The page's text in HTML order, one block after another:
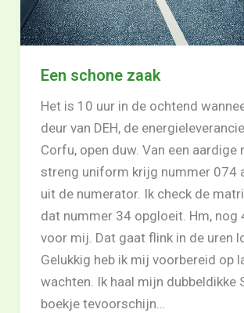
Een schone zaak
Het is 10 uur in de ochtend
deur van DEH, de
Corfu, open duw. Van een aardige
streng uniform krijg nummer 074
uit de numerator. Ik check de
dat nummer 34 opgloeit. Hm, nog
voor mij. Dat gaat flink in de uren
Gelukkig heb ik mij voorbereid op
wachten. Ik haal mijn dubbeldikke
boekje tevoorschijn…